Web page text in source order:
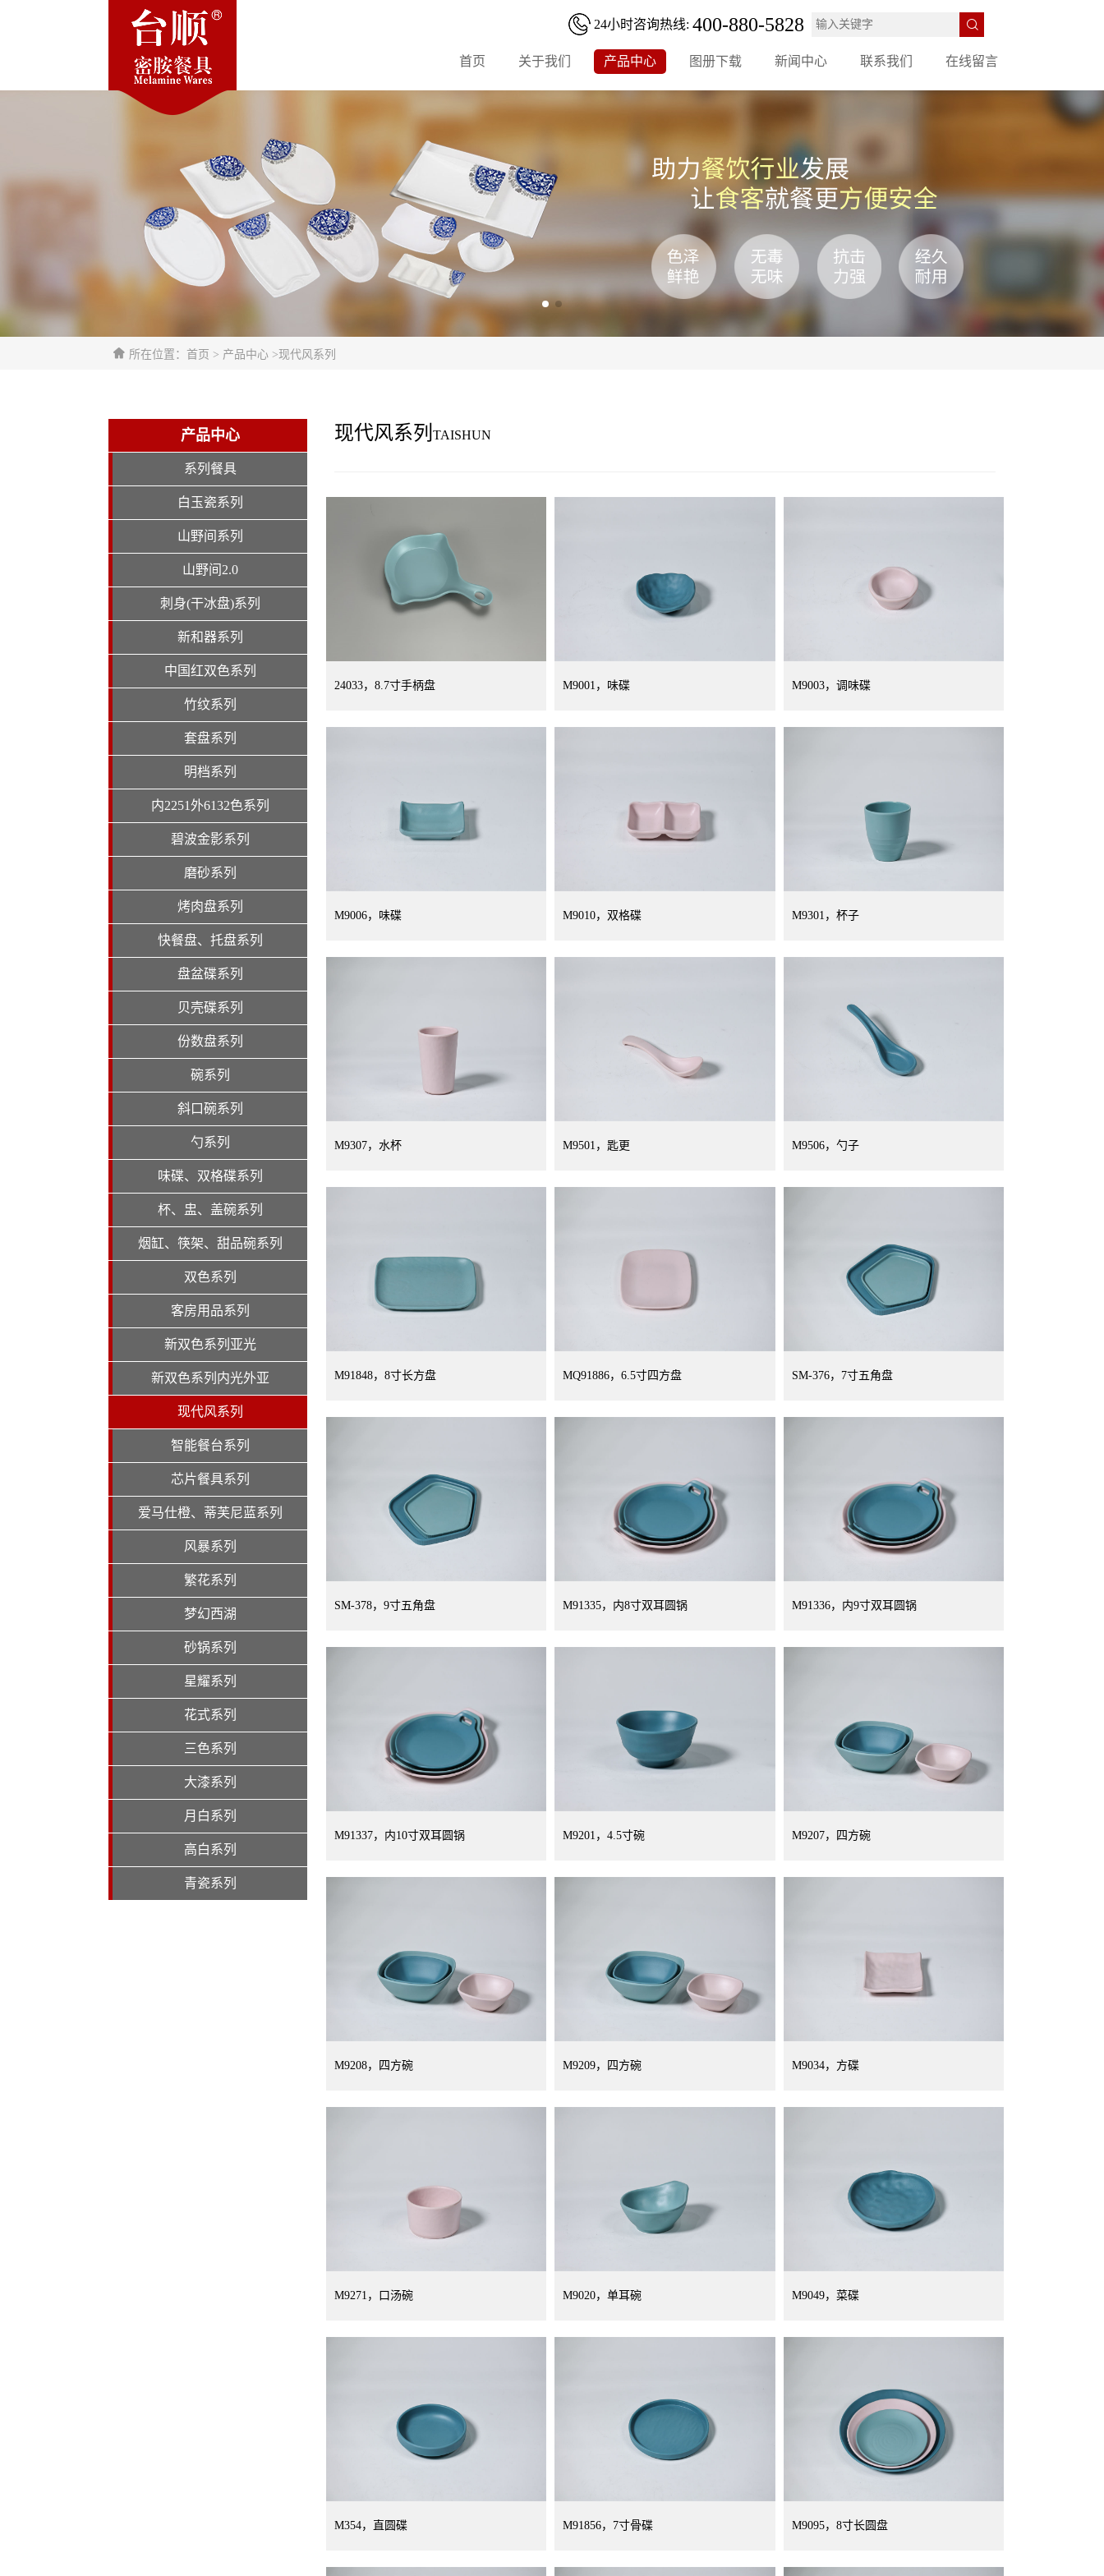
24小时咨询热线: 400-880-5828
首页 关于我们 产品中心 图册下载 新闻中心 联系我们 在线留言
所在位置：首页 > 产品中心 >现代风系列
产品中心
系列餐具
白玉瓷系列
山野间系列
山野间2.0
刺身(干冰盘)系列
新和器系列
中国红双色系列
竹纹系列
套盘系列
明档系列
内2251外6132色系列
碧波金影系列
磨砂系列
烤肉盘系列
快餐盘、托盘系列
盘盆碟系列
贝壳碟系列
份数盘系列
碗系列
斜口碗系列
勺系列
味碟、双格碟系列
杯、盅、盖碗系列
烟缸、筷架、甜品碗系列
双色系列
客房用品系列
新双色系列亚光
新双色系列内光外亚
现代风系列
智能餐台系列
芯片餐具系列
爱马仕橙、蒂芙尼蓝系列
风暴系列
繁花系列
梦幻西湖
砂锅系列
星耀系列
花式系列
三色系列
大漆系列
月白系列
高白系列
青瓷系列
现代风系列 TAISHUN
24033，8.7寸手柄盘 M9001，味碟 M9003，调味碟
M9006，味碟 M9010，双格碟 M9301，杯子
M9307，水杯 M9501，匙更 M9506，勺子
M91848，8寸长方盘 MQ91886，6.5寸四方盘 SM-376，7寸五角盘
SM-378，9寸五角盘 M91335，内8寸双耳圆锅 M91336，内9寸双耳圆锅
M91337，内10寸双耳圆锅 M9201，4.5寸碗 M9207，四方碗
M9208，四方碗 M9209，四方碗 M9034，方碟
M9271，口汤碗 M9020，单耳碗 M9049，菜碟
M354，直圆碟 M91856，7寸骨碟 M9095，8寸长圆盘